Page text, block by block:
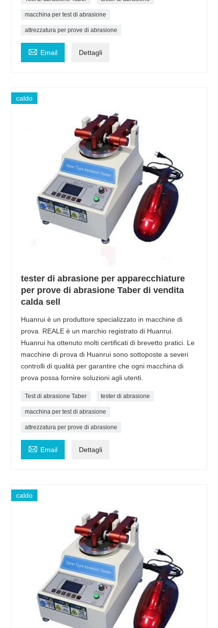
macchina per test di abrasione
attrezzatura per prove di abrasione
 Email Dettagli
caldo
tester di abrasione per apparecchiature
per prove di abrasione Taber di vendita
calda sell
Huanrui è un produttore specializzato in macchine di
prova. REALE è un marchio registrato di Huanrui.
Huanrui ha ottenuto molti certificati di brevetto pratici. Le
macchine di prova di Huanrui sono sottoposte a severi
controlli di qualità per garantire che ogni macchina di
prova possa fornire soluzioni agli utenti.
Test di abrasione Taber tester di abrasione
macchina per test di abrasione
attrezzatura per prove di abrasione
 Email Dettagli
caldo